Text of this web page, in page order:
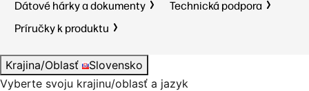
Dátové hárky a dokumenty
Technická podpora
Príručky k produktu
Krajina/Oblasť
Slovensko
Vyberte svoju krajinu/oblasť a jazyk